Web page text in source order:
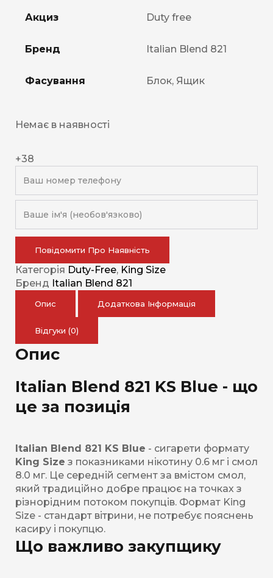
Акциз Duty free
Бренд Italian Blend 821
Фасування Блок, Ящик
Немає в наявності
+38
Повідомити Про Наявність
Категорія Duty-Free, King Size
Бренд Italian Blend 821
Опис Додаткова Інформація
Відгуки (0)
Опис
Italian Blend 821 KS Blue - що
це за позиція
Italian Blend 821 KS Blue - сигарети формату
King Size з показниками нікотину 0.6 мг і смол
8.0 мг. Це середній сегмент за вмістом смол,
який традиційно добре працює на точках з
різнорідним потоком покупців. Формат King
Size - стандарт вітрини, не потребує пояснень
касиру і покупцю.
Що важливо закупщику